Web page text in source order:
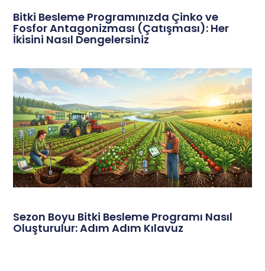
Bitki Besleme Programınızda Çinko ve
Fosfor Antagonizması (Çatışması): Her
İkisini Nasıl Dengelersiniz
Sezon Boyu Bitki Besleme Programı Nasıl
Oluşturulur: Adım Adım Kılavuz